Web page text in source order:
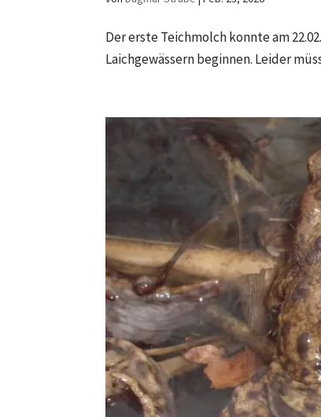
Der erste Teichmolch konnte am
Laichgewässern beginnen. Leider